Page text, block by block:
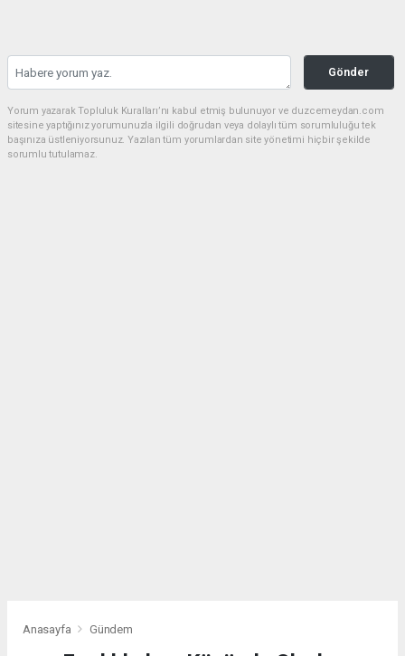
Gönder
Yorum yazarak Topluluk Kuralları’nı kabul etmiş bulunuyor ve duzcemeydan.com
sitesine yaptığınız yorumunuzla ilgili doğrudan veya dolaylı tüm sorumluluğu tek
başınıza üstleniyorsunuz. Yazılan tüm yorumlardan site yönetimi hiçbir şekilde
sorumlu tutulamaz.
Anasayfa Gündem